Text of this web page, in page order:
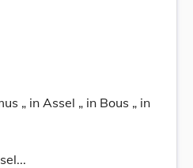
„ in Assel „ in Bous „ in